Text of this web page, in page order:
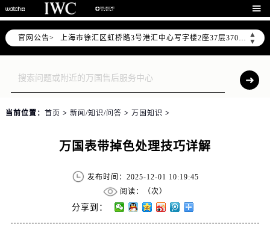

官网公告>
▲
▼
2026年6月万国售后服务中心最新网点地址：
上海市徐汇区虹桥路3号港汇中心写字楼2座37层3705室（需提前预约）
上海市黄浦区南京东路299号宏伊国际广场写字楼8层806室（需提前预约）
上海市徐汇区虹桥路3号港汇中心2座37层3705室万国售后服务中心（需提前预约）
当前位置： 首页 > 新闻/知识/问答 > 万国知识 >
万国表带掉色处理技巧详解
发布时间：2025-12-01 10:19:45
阅读：（次）
分享到：